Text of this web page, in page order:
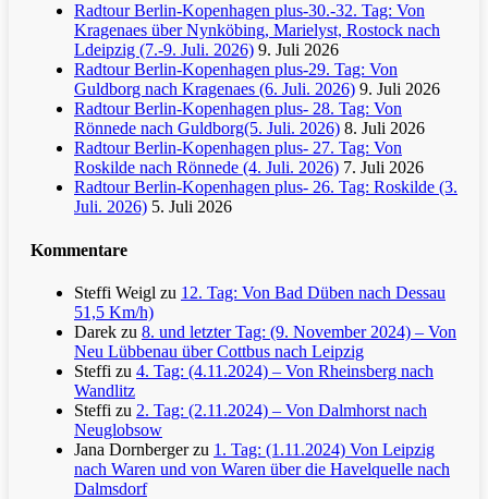
Radtour Berlin-Kopenhagen plus-30.-32. Tag: Von
Kragenaes über Nynköbing, Marielyst, Rostock nach
Ldeipzig (7.-9. Juli. 2026) 9. Juli 2026
Radtour Berlin-Kopenhagen plus-29. Tag: Von
Guldborg nach Kragenaes (6. Juli. 2026) 9. Juli 2026
Radtour Berlin-Kopenhagen plus- 28. Tag: Von
Rönnede nach Guldborg(5. Juli. 2026) 8. Juli 2026
Radtour Berlin-Kopenhagen plus- 27. Tag: Von
Roskilde nach Rönnede (4. Juli. 2026) 7. Juli 2026
Radtour Berlin-Kopenhagen plus- 26. Tag: Roskilde (3.
Juli. 2026) 5. Juli 2026
Kommentare
Steffi Weigl zu 12. Tag: Von Bad Düben nach Dessau
51,5 Km/h)
Darek zu 8. und letzter Tag: (9. November 2024) – Von
Neu Lübbenau über Cottbus nach Leipzig
Steffi zu 4. Tag: (4.11.2024) – Von Rheinsberg nach
Wandlitz
Steffi zu 2. Tag: (2.11.2024) – Von Dalmhorst nach
Neuglobsow
Jana Dornbergerzu 1. Tag: (1.11.2024) Von Leipzig
nach Waren und von Waren über die Havelquelle nach
Dalmsdorf